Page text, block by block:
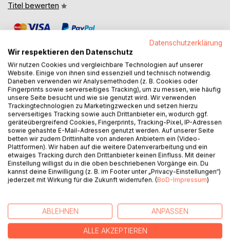
Titel bewerten
BESCHREIBUNG
Aida lives for gaming. It is her escape, her thrill and her
world. And then, she meets Noctis, a player who is just as
passionate about games as she is, so there was no doubt
that they would participate in the yearly gaming
phenomenon, Project 3, together.
But this year, something is off about the games. They do
spends with Noctis, the harder it is to tell what is part of the
game and what is something more.
Datenschutzerklärung
Wir respektieren den Datenschutz
Wir nutzen Cookies und vergleichbare Technologien auf unserer
Website. Einige von ihnen sind essenziell und technisch notwendig.
Daneben verwenden wir Analysemethoden (z. B. Cookies oder
Fingerprints sowie serverseitiges Tracking), um zu messen, wie häufig
unsere Seite besucht und wie sie genutzt wird. Wir verwenden
Trackingtechnologien zu Marketingzwecken und setzen hierzu
serverseitiges Tracking sowie auch Drittanbieter ein, wodurch ggf.
geräteübergreifend Cookies, Fingerprints, Tracking-Pixel, IP-Adressen
sowie gehashte E-Mail-Adressen genutzt werden. Auf unserer Seite
betten wir zudem Drittinhalte von anderen Anbietern ein (Video-
Plattformen). Wir haben auf die weitere Datenverarbeitung und ein
etwaiges Tracking durch den Drittanbieter keinen Einfluss. Mit deiner
Einstellung willigst du in die oben beschriebenen Vorgänge ein. Du
kannst deine Einwilligung (z. B. im Footer unter „Privacy-Einstellungen“)
jederzeit mit Wirkung für die Zukunft widerrufen. (BoD-Impressum)
ABLEHNEN ANPASSEN
ALLE AKZEPTIEREN